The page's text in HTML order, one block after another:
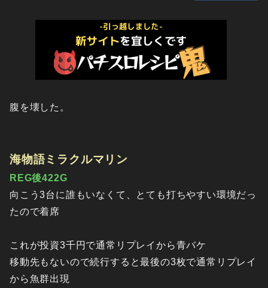
腹を壊した。
海物語ミラクルマリン
REG後422G
向こう3台に誰もいなくて、とても打ちやすい環境だっ
たので着席
これが投資3千円で通常リプレイから青バケ
移動先もないので続行すると最後の3枚で通常リプレイ
から魚群出現